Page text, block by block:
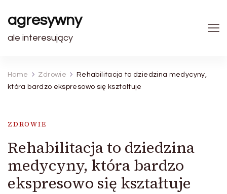
agresywny
ale interesujący
Home Zdrowie
Rehabilitacja to dziedzina medycyny,
która bardzo ekspresowo się kształtuje
ZDROWIE
Rehabilitacja to dziedzina
medycyny, która bardzo
ekspresowo się kształtuje